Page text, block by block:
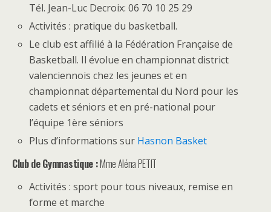
Tél. Jean-Luc Decroix: 06 70 10 25 29
Activités : pratique du basketball.
Le club est affilié à la Fédération Française de
Basketball. Il évolue en championnat district
valenciennois chez les jeunes et en
championnat départemental du Nord pour les
cadets et séniors et en pré-national pour
l’équipe 1ère séniors
Plus d’informations sur Hasnon Basket
Club de Gymnastique :Mme Aléna PETIT
Activités : sport pour tous niveaux, remise en
forme et marche